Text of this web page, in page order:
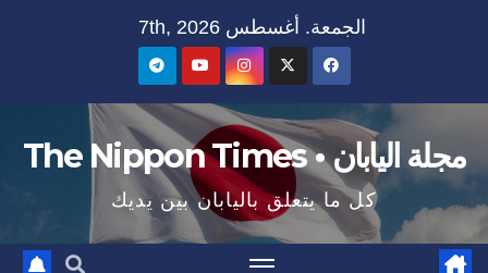
الجمعة. أغسطس 7th, 2026
مجلة اليابان • The Nippon Times
كل ما يتعلق باليابان بين يديك